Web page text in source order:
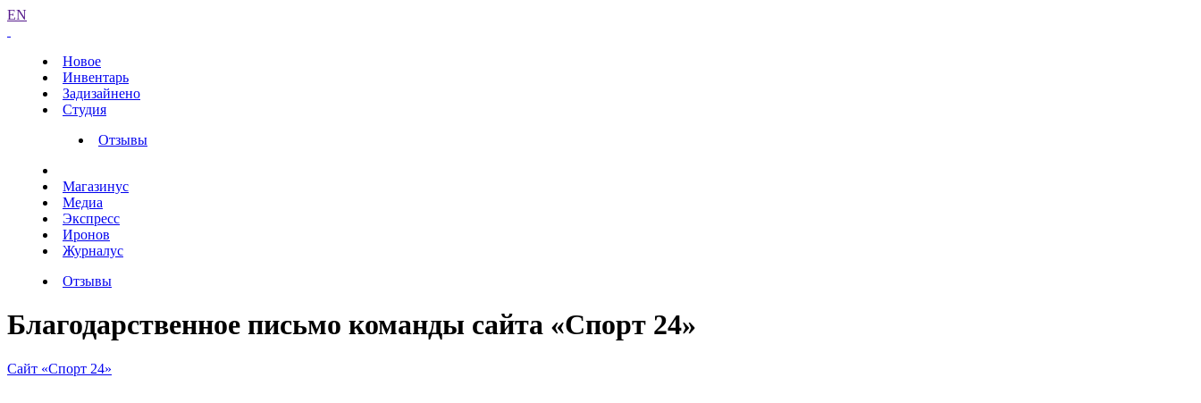
EN
Новое
Инвентарь
Задизайнено
Студия
Отзывы
Магазинус
Медиа
Экспресс
Иронов
Журналус
Отзывы
Благодарственное письмо команды сайта «Спорт 24»
Сайт «Спорт 24»